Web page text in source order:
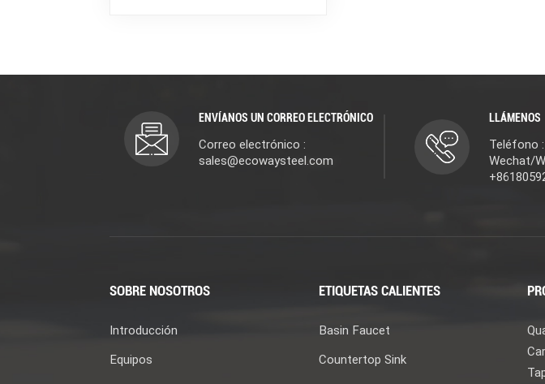
ENVÍANOS UN CORREO ELECTRÓNICO
Correo electrónico :
sales@ecowaysteel.com
LLÁMENOS
Teléfono
Wechat/
SOBRE NOSOTROS
Introducción
Equipos
ETIQUETAS CALIENTES
Basin Faucet
Countertop Sink